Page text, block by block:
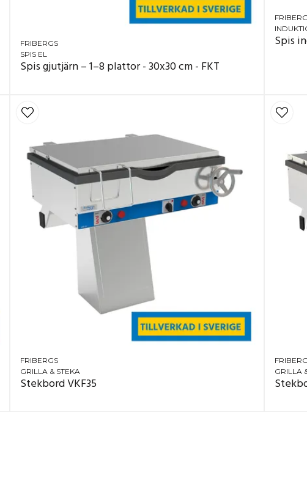
FRIBERGS
SPIS EL
Spis gjutjärn – 1–8 plattor - 30x30 cm - FKT
Spis
FRIBERGS
GRILLA & STEKA
Stekbord VKF35
GRILLA